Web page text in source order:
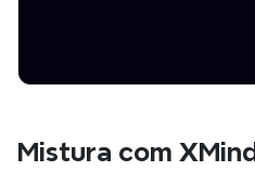
Mistura com XMind